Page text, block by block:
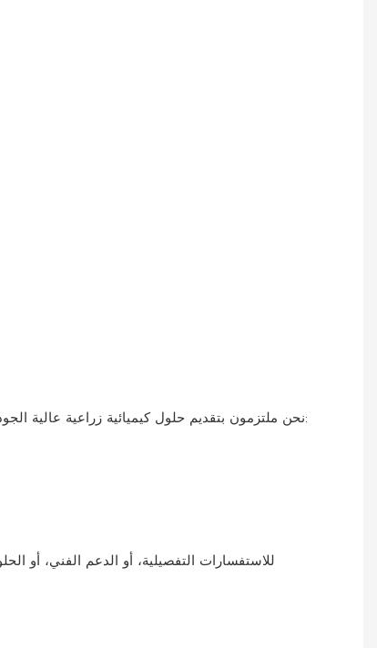
في شركة POMAIS Agriculture، نحن ملتزمون بتقديم حلول كيميائية زراعية عالية الجودة لشركائنا العالميين. تخضع منتجاتنا لعمليات ضمان الجودة الصارمة لتلبية المعايير الدولية. نحن نقدم: